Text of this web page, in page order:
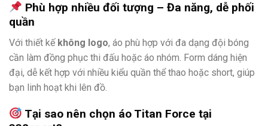
Phù hợp nhiều đối tượng – Đa năng, dễ phối
quần
Với thiết kế không logo, áo phù hợp với đa dạng đội bóng
cần làm đồng phục thi đấu hoặc áo nhóm. Form dáng hiện
đại, dễ kết hợp với nhiều kiểu quần thể thao hoặc short, giúp
bạn linh hoạt khi lên đồ.
Tại sao nên chọn áo Titan Force tại